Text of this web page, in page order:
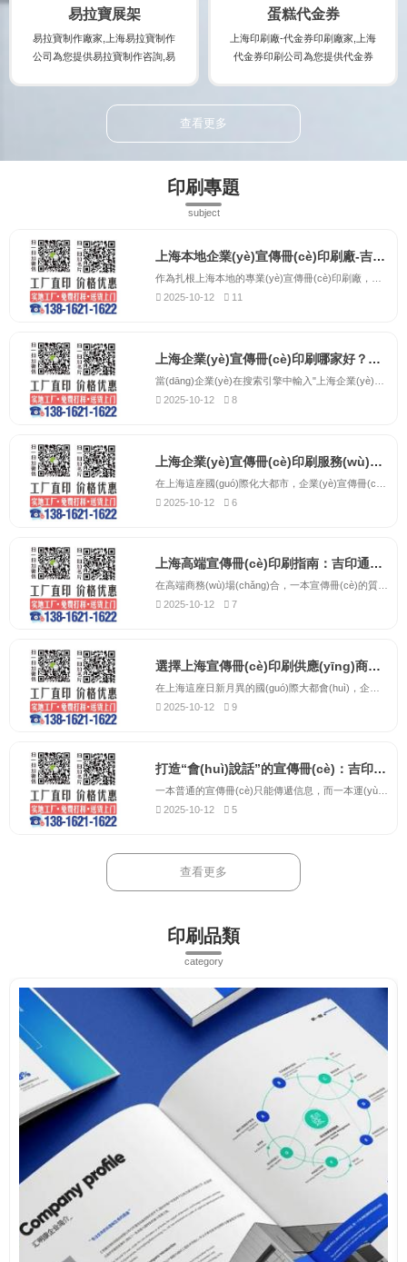
格及報(bào)價(jià),并提供展會(hu
ì)宣傳冊(cè)印刷時(shí)的注意事
項(xiàng),印刷出讓您滿意...
(chǎn)品。
易拉寶展架
易拉寶制作廠家,上海易拉寶制作
公司為您提供易拉寶制作咨詢,易
您實(shí)時(shí)了解易拉寶制作
蛋糕代金券
上海印刷廠-代金券印刷廠家,上海
代金券印刷公司為您提供代金券
o)價(jià),讓您實(shí)時(shí)了解
出讓您滿意的代金券印刷產(chǎ
查看更多
印刷專題
subject
上海本地企業(yè)宣傳冊(cè)印刷廠-吉印通，提供上門取送服務(wù)
2025-10-12
11
上海企業(yè)宣傳冊(cè)印刷哪家好？吉印通以品質(zhì)贏得客戶信賴
2025-10-12
8
上海企業(yè)宣傳冊(cè)印刷服務(wù)商-吉印通，專業(yè)打造高端企業(yè)畫冊(cè)
2025-10-12
6
上海高端宣傳冊(cè)印刷指南：吉印通以極致工藝詮釋品牌內(nèi)涵
在高端商務(wù)場(chǎng)合，一本宣傳冊(cè)的質(zhì)感，直接定義了客戶對(duì)您品牌的第一印象。它不應(yīng)是簡(jiǎn)單的圖文堆砌，而應(yīng)是融合了觸覺、視覺與心理感受的綜合藝術(shù)載體。吉印通，作為上海高端宣傳冊(cè)印刷領(lǐng)域的引領(lǐng)者，始終致力于將品牌的深厚內(nèi)涵，通過極致的印刷工藝具象化地呈...
2025-10-12
7
選擇上海宣傳冊(cè)印刷供應(yīng)商？吉印通專注企業(yè)形象塑造15年
2025-10-12
9
打造“會(huì)說話”的宣傳冊(cè)：吉印通揭秘3大提升品牌價(jià)值的印刷工藝。
2025-10-12
5
查看更多
印刷品類
category